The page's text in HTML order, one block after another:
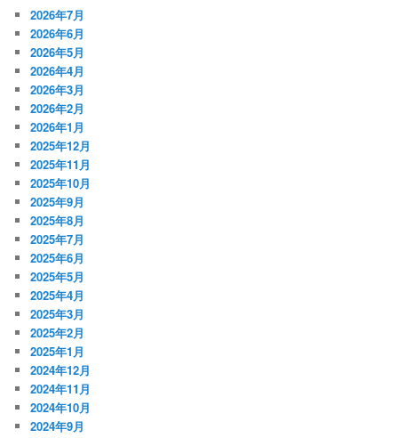
2026年7月
2026年6月
2026年5月
2026年4月
2026年3月
2026年2月
2026年1月
2025年12月
2025年11月
2025年10月
2025年9月
2025年8月
2025年7月
2025年6月
2025年5月
2025年4月
2025年3月
2025年2月
2025年1月
2024年12月
2024年11月
2024年10月
2024年9月